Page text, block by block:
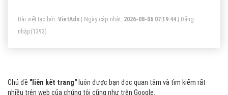
tìm thấy những thông tin mà họ đang tìm kiếm.
Bài viết tạo bởi: VietAds | Ngày cập nhật: 2026-08-06 07:19:44
Đăng
nhập(1393)
Chủ đề "liên kết trang" luôn được bạn đọc quan tâm và tìm kiếm rất
nhiều trên web của chúng tôi cũng như trên Google.